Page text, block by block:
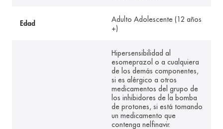
Edad
Adulto Adolescente (12 años
+)
Hipersensibilidad al
esomeprazol o a cualquiera
de los demás componentes,
si es alérgico a otros
medicamentos del grupo de
los inhibidores de la bomba
de protones, si está tomando
un medicamento que
contenga nelfinavir.